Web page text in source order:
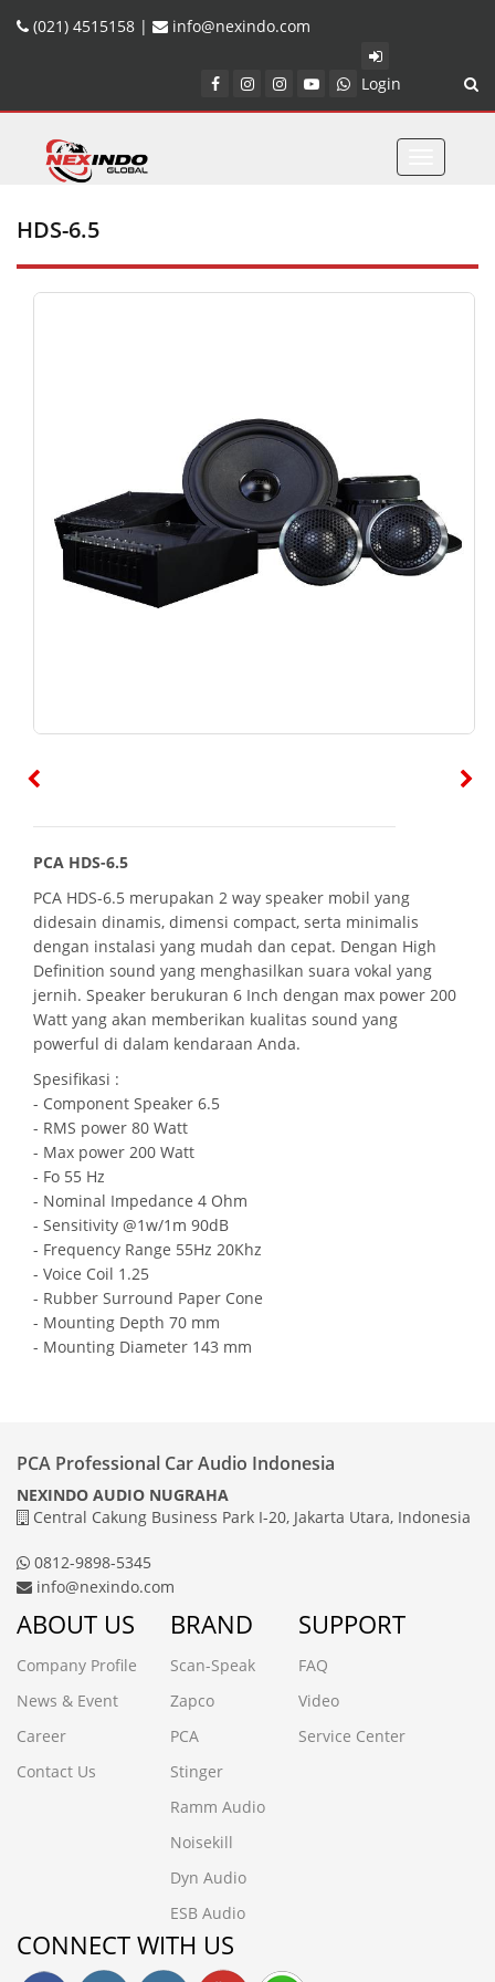
(021) 4515158 | info@nexindo.com
Login
HDS-6.5
PCA HDS-6.5
PCA HDS-6.5 merupakan 2 way speaker mobil yang
didesain dinamis, dimensi compact, serta minimalis
dengan instalasi yang mudah dan cepat. Dengan High
Definition sound yang menghasilkan suara vokal yang
jernih. Speaker berukuran 6 Inch dengan max power 200
Watt yang akan memberikan kualitas sound yang
powerful di dalam kendaraan Anda.
Spesifikasi :
- Component Speaker 6.5
- RMS power 80 Watt
- Max power 200 Watt
- Fo 55 Hz
- Nominal Impedance 4 Ohm
- Sensitivity @1w/1m 90dB
- Frequency Range 55Hz 20Khz
- Voice Coil 1.25
- Rubber Surround Paper Cone
- Mounting Depth 70 mm
- Mounting Diameter 143 mm
PCA Professional Car Audio Indonesia
NEXINDO AUDIO NUGRAHA
Central Cakung Business Park I-20, Jakarta Utara, Indonesia
0812-9898-5345
info@nexindo.com
ABOUT US
Company Profile
News & Event
Career
Contact Us
BRAND
Scan-Speak
Zapco
PCA
Stinger
Ramm Audio
Noisekill
Dyn Audio
ESB Audio
SUPPORT
FAQ
Video
Service Center
CONNECT WITH US